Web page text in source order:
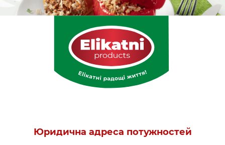
Юридична адреса потужностей